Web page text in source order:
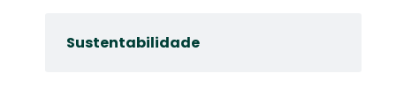
Sustentabilidade